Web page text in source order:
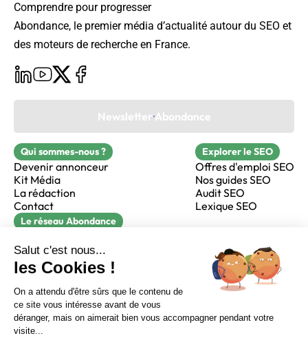
Sur LinkedIn Sur Youtube
Sur X Sur Facebook
Comprendre pour progresser
Abondance, le premier média d’actualité autour du SEO et
des moteurs de recherche en France.
Newsletter Abondance
Qui sommes-nous ?
Devenir annonceur
Kit Média
La rédaction
Contact
Explorer le SEO
Offres d'emploi SEO
Nos guides SEO
Audit SEO
Lexique SEO
Le réseau Abondance
Réacteur
alfie formation